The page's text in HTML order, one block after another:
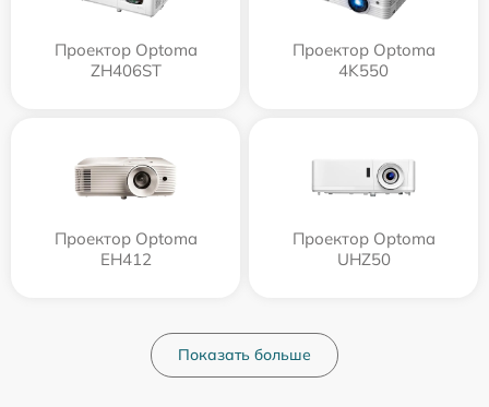
Проектор Optoma
ZH406ST
Проектор Optoma
4K550
Проектор Optoma
EH412
Проектор Optoma
UHZ50
Показать больше